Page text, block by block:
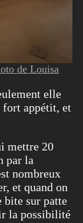
de Louisa
elle
fort appétit, et
mettre 20
par la
nombreux
et quand on
bite sur patte
la possibilité